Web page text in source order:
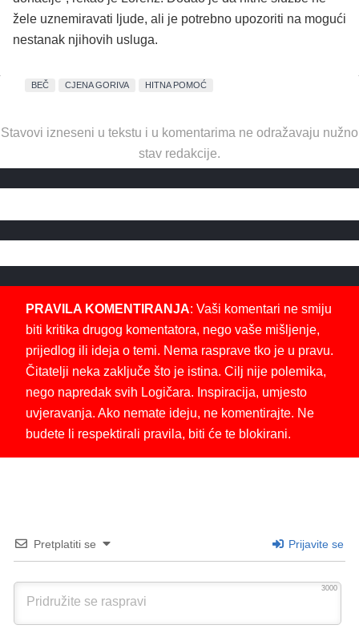
žele uznemiravati ljude, ali je potrebno upozoriti na mogući
nestanak njihovih usluga.
BEČ CJENA GORIVA HITNA POMOĆ
Stavovi izneseni u tekstu i u komentarima ne odražavaju nužno
stav redakcije.
PRAVILA KOMENTIRANJA: Vaši komentari ne smiju
biti kritika drugog komentatora, nego vaše mišljenje,
prijedlog ili ideja o temi. Nema rasprave tko je u pravu.
Čitatelji neka zaključe što je istina. Cilj nije polemika,
nego napredak svih Logičara. Inspiracija, umjesto
uvjeravanja. Ako nemate ideju, ne komentirajte. Ne
budete li respektirali pravila, biti će te blokirani.
Pretplatiti se Prijavite se
3000